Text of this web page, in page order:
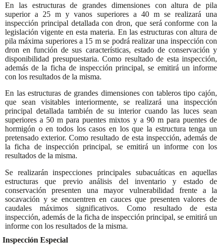
En las estructuras de grandes dimensiones con altura de pila
superior a 25 m y vanos superiores a 40 m se realizará una
inspección principal detallada con dron, que será conforme con la
legislación vigente en esta materia. En las estructuras con altura de
pila máxima superiores a 15 m se podrá realizar una inspección con
dron en función de sus características, estado de conservación y
disponibilidad presupuestaria. Como resultado de esta inspección,
además de la ficha de inspección principal, se emitirá un informe
con los resultados de la misma.
En las estructuras de grandes dimensiones con tableros tipo cajón,
que sean visitables interiormente, se realizará una inspección
principal detallada también de su interior cuando las luces sean
superiores a 50 m para puentes mixtos y a 90 m para puentes de
hormigón o en todos los casos en los que la estructura tenga un
pretensado exterior. Como resultado de esta inspección, además de
la ficha de inspección principal, se emitirá un informe con los
resultados de la misma.
Se realizarán inspecciones principales subacuáticas en aquellas
estructuras que previo análisis del inventario y estado de
conservación presenten una mayor vulnerabilidad frente a la
socavación y se encuentren en cauces que presenten valores de
caudales máximos significativos. Como resultado de esta
inspección, además de la ficha de inspección principal, se emitirá un
informe con los resultados de la misma.
Inspección Especial